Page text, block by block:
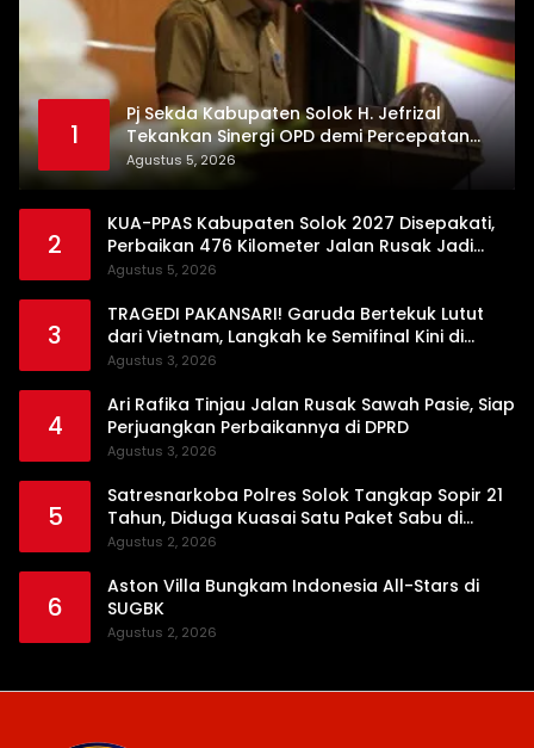
1
Pj Sekda Kabupaten Solok H. Jefrizal
Tekankan Sinergi OPD demi Percepatan
Pembangunan Daerah
Agustus 5, 2026
2
KUA-PPAS Kabupaten Solok 2027 Disepakati,
Perbaikan 476 Kilometer Jalan Rusak Jadi
Prioritas
Agustus 5, 2026
3
TRAGEDI PAKANSARI! Garuda Bertekuk Lutut
dari Vietnam, Langkah ke Semifinal Kini di
Ujung Tanduk
Agustus 3, 2026
4
Ari Rafika Tinjau Jalan Rusak Sawah Pasie, Siap
Perjuangkan Perbaikannya di DPRD
Agustus 3, 2026
5
Satresnarkoba Polres Solok Tangkap Sopir 21
Tahun, Diduga Kuasai Satu Paket Sabu di
Kubung
Agustus 2, 2026
6
Aston Villa Bungkam Indonesia All-Stars di
SUGBK
Agustus 2, 2026